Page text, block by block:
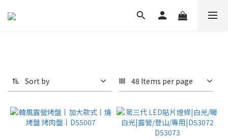
Sort by 48 Items per page